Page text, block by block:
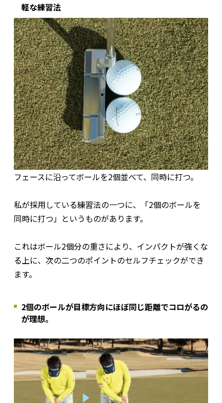
軽な練習法
フェースに沿ってボールを2個並べて、同時に打つ。
私が採用している練習法の一つに、「2個のボールを
同時に打つ」というものがあります。
これはボール2個分の重さにより、インパクトが強くな
る上に、次の二つのポイントのセルフチェックができ
ます。
2個のボールが目標方向にほぼ同じ距離でコロがるの
が理想。